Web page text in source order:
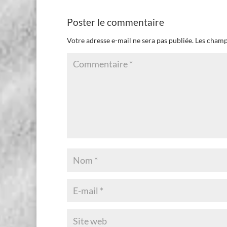
Poster le commentaire
Votre adresse e-mail ne sera pas publiée. Les